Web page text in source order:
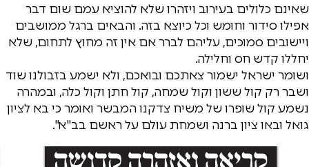
שאינם כלולים בעירוב ויזהרו שלא להוציא עמם שום דבר
אפילו סידור וחומש וכל כיוצא בזה. והבאים ברגל ממושבים
ויישובים סמוכים, עליהם לברר אם אין זה מחוץ לתחום, שלא
יחללו קדש חס וחלילה.
ושומר ישראל ישמור צאתכם ובואכם, ולא ישמע בזבולנו שוד
ושבר רק קול ששון וקול שמחה, קול חתן וקול כלה, ובמהרה
נשמע קול שופרו של משיח צדקנו המבשר ואומר כי בא לציון
גואל ובאו ציון ברנה ושמחת עולם על ראשם בב"א".